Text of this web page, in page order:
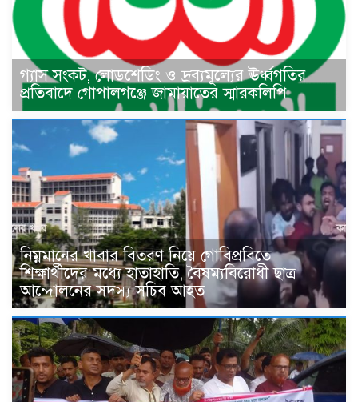
গ্যাস সংকট, লোডশেডিং ও দ্রব্যমূল্যের ঊর্ধ্বগতির
প্রতিবাদে গোপালগঞ্জে জামায়াতের স্মারকলিপি
নিম্নমানের খাবার বিতরণ নিয়ে গোবিপ্রবিতে
শিক্ষার্থীদের মধ্যে হাতাহাতি, বৈষম্যবিরোধী ছাত্র
আন্দোলনের সদস্য সচিব আহত